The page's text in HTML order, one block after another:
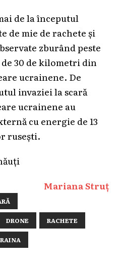
de la începutul
de mie de rachete și
zburând peste
30 de kilometri din
ucrainene. De
invaziei la scară
ucrainene au
cu energie de 13
rusești.
Mariana Struț
DRONE RACHETE